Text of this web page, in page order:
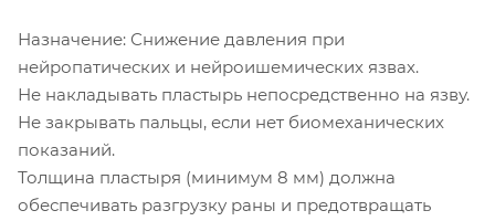
Назначение: Снижение давления при
нейропатических и нейроишемических язвах.
Не накладывать пластырь непосредственно на язву.
Не закрывать пальцы, если нет биомеханических
показаний.
Толщина пластыря (минимум 8 мм) должна
обеспечивать разгрузку раны и предотвращать